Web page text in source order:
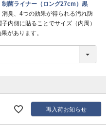
制菌ライナー（ロング27cm）黒
臭、4つの効果が得られる汚れ防
内側に貼ることでサイズ（内周）
があります。
再入荷お知らせ